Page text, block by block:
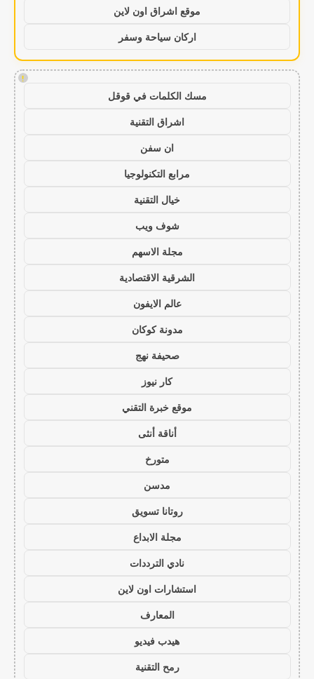
موقع اشراق اون لاين
اركان سياحة وسفر
!
مسك الكلمات في قوقل
اشراق التقنية
ان سفن
مرابع التكنولوجيا
خيال التقنية
شوف ويب
مجلة الاسهم
الشرقية الاقتصادية
عالم الايفون
مدونة كوكان
صحيفة نهج
كار نيوز
موقع خبرة التقني
أناقة أنثى
متورخ
مدسن
روتانا تسويق
مجلة الابداع
نادي الترددات
استشارات اون لاين
المعارف
هيدب فيديو
رمح التقنية